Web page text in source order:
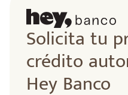
Solicita tu
crédito
Hey Banco